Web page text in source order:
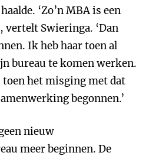
‘Zo’n MBA is een
vertelt Swieringa. ‘Dan
Ik heb haar toen al
bureau te komen werken.
toen het misging met dat
begonnen.’
nieuw
meer beginnen. De